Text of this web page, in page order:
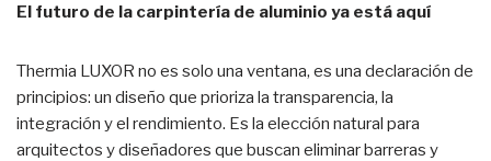
El futuro de la carpintería de aluminio ya está aquí
Thermia LUXOR no es solo una ventana, es una declaración de
principios: un diseño que prioriza la transparencia, la
integración y el rendimiento. Es la elección natural para
arquitectos y diseñadores que buscan eliminar barreras y